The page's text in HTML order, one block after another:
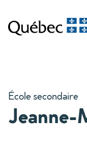
École secondaire
Jeanne-